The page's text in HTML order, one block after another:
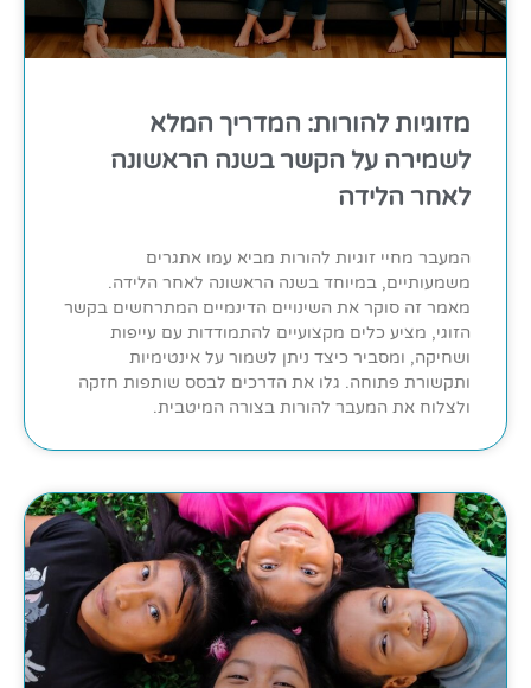
מזוגיות להורות: המדריך המלא
לשמירה על הקשר בשנה הראשונה
לאחר הלידה
המעבר מחיי זוגיות להורות מביא עמו אתגרים
משמעותיים, במיוחד בשנה הראשונה לאחר הלידה.
מאמר זה סוקר את השינויים הדינמיים המתרחשים בקשר
הזוגי, מציע כלים מקצועיים להתמודדות עם עייפות
ושחיקה, ומסביר כיצד ניתן לשמור על אינטימיות
ותקשורת פתוחה. גלו את הדרכים לבסס שותפות חזקה
ולצלוח את המעבר להורות בצורה המיטבית.